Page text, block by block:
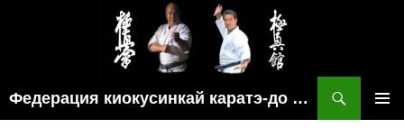
Федерация киокусинкай каратэ-до рязанской области